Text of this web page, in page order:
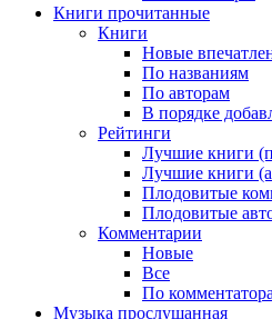
Книги прочитанные
Книги
Новые
По названиям
По авторам
В порядке
Рейтинги
Лучшие книги
Лучшие книги
Плодовитые
Плодовитые
Комментарии
Новые
Все
По
Музыка прослушанная